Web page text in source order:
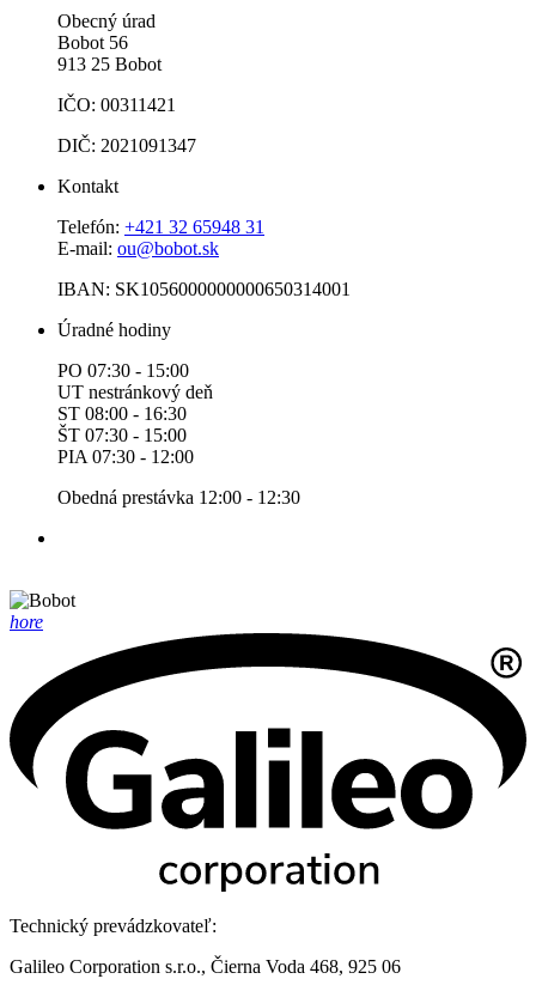
Obecný úrad
Bobot 56
913 25 Bobot
IČO: 00311421
DIČ: 2021091347
Kontakt
Telefón: +421 32 65948 31
E-mail: ou@bobot.sk
IBAN: SK1056000000000650314001
Úradné hodiny
PO 07:30 - 15:00
UT nestránkový deň
ST 08:00 - 16:30
ŠT 07:30 - 15:00
PIA 07:30 - 12:00
Obedná prestávka 12:00 - 12:30
hore
Technický prevádzkovateľ:
Galileo Corporation s.r.o., Čierna Voda 468, 925 06